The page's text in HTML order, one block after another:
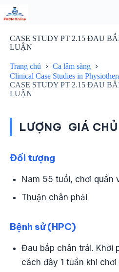
đến
phần
dungCASE STUDY PT 2.15 ĐAU
LUẬN
Trang chủ
Ca lâm sàng
Clinical Case Studies in
CASE STUDY PT 2.15 ĐAU
LUẬN
LƯỢNG GIÁ
Đối tượng
Nam 55 tuổi, chơi quần
Thuận chân phải
Bệnh sử (HPC)
Đau bắp chân trái. Khởi
cách đây 1 tuần khi